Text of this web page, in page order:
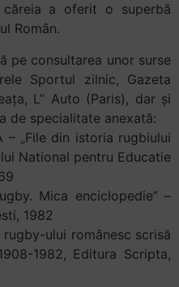
a oferit o superbă
Român.
pe consultarea unor surse
Sportul zilnic, Gazeta
L” Auto (Paris), dar și
de specialitate anexată:
– „File din istoria rugbiului
National pentru Educatie
Mica enciclopedie” –
1982
ului românesc scrisă
1982, Editura Scripta,